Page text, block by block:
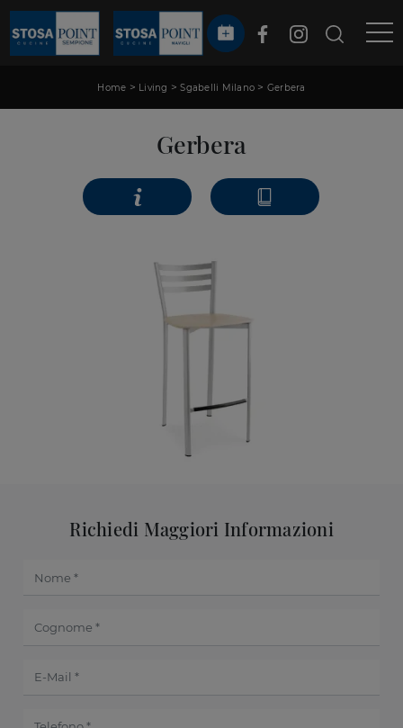
Home > Living >Sgabelli Milano > Gerbera
Gerbera
Richiedi Maggiori Informazioni